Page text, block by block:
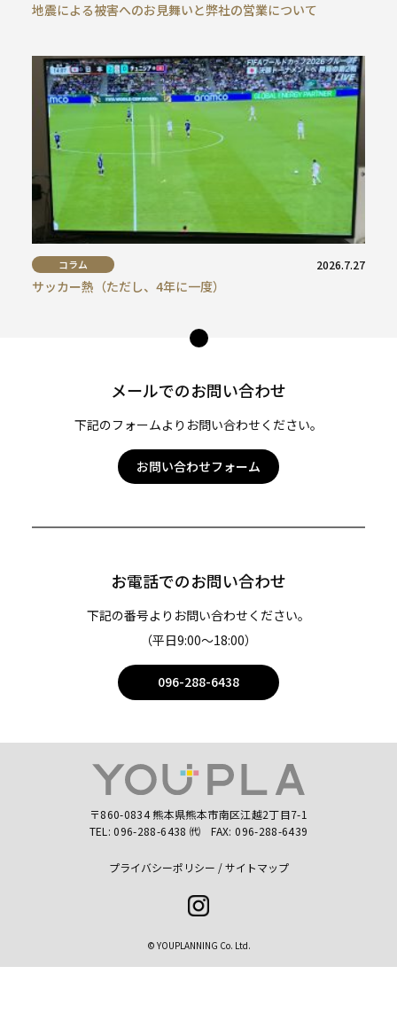
地震による被害へのお見舞いと弊社の営業について
コラム 2026.7.27
サッカー熱（ただし、4年に一度）
メールでのお問い合わせ
下記のフォームよりお問い合わせください。
お問い合わせフォーム
お電話でのお問い合わせ
下記の番号よりお問い合わせください。
（平日9:00〜18:00）
096-288-6438
ペー
プ
〒860-0834 熊本県熊本市南区江越2丁目7-1
TEL:096-288-6438 ㈹ FAX: 096-288-6439
プライバシーポリシー サイトマップ
Instagram
© YOUPLANNING Co. Ltd.